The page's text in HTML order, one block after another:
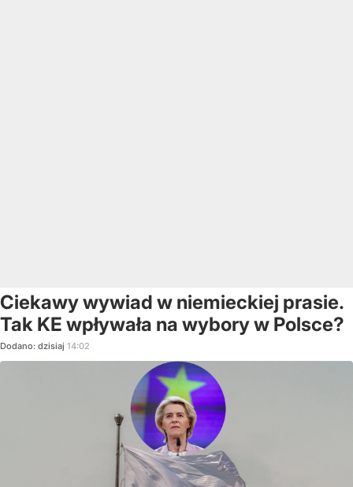
Ciekawy wywiad w niemieckiej prasie.
Tak KE wpływała na wybory w Polsce?
Dodano: dzisiaj 14:02